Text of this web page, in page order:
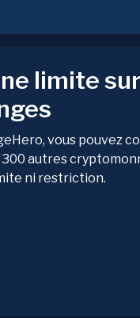
limite
vous pouvez
300 autres
ni restriction.